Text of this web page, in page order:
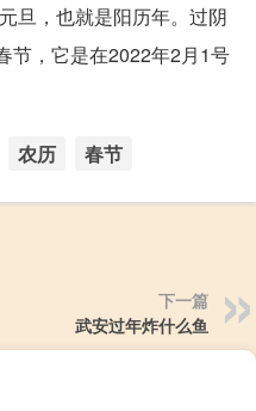
旦，也就是阳历年。过阴
节，它是在2022年2月1号
农历 春节
下一篇
武安过年炸什么鱼